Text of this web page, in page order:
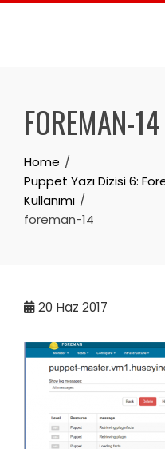
Skip
FOREMAN-14
Home
Puppet Yazı Dizisi 6:
Kullanımı
foreman-14
20 Haz 2017